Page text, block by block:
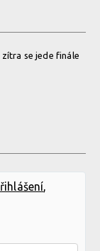
se jede finále
,